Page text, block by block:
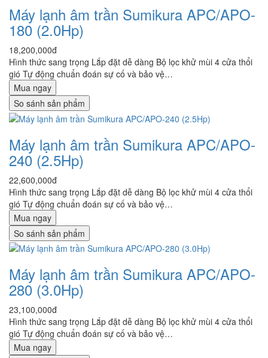
Máy lạnh âm trần Sumikura APC/APO-
180 (2.0Hp)
18,200,000đ
Hình thức sang trọng Lắp đặt dễ dàng Bộ lọc khử mùi 4 cửa thổi
gió Tự động chuẩn đoán sự cố và bảo vệ…
Mua ngay
So sánh sản phẩm
Máy lạnh âm trần Sumikura APC/APO-
240 (2.5Hp)
22,600,000đ
Hình thức sang trọng Lắp đặt dễ dàng Bộ lọc khử mùi 4 cửa thổi
gió Tự động chuẩn đoán sự cố và bảo vệ…
Mua ngay
So sánh sản phẩm
Máy lạnh âm trần Sumikura APC/APO-
280 (3.0Hp)
23,100,000đ
Hình thức sang trọng Lắp đặt dễ dàng Bộ lọc khử mùi 4 cửa thổi
gió Tự động chuẩn đoán sự cố và bảo vệ…
Mua ngay